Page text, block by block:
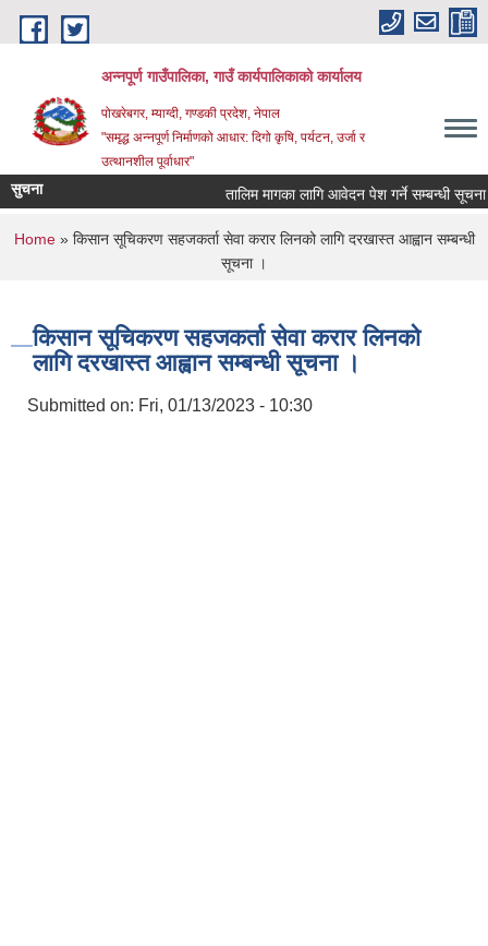
Skip to main content
अन्‍नपूर्ण गाउँपालिका, गाउँ कार्यपालिकाको कार्यालय
पोखरेबगर, म्याग्दी, गण्डकी प्रदेश, नेपाल
"समृद्ध अन्‍नपूर्ण निर्माणको आधार: दिगो कृषि, पर्यटन, उर्जा र
उत्थानशील पूर्वाधार"
सुचना तालिम मागका लागि आवेदन पेश गर्ने सम्बन्धी सूचना ।।
You are here
Home» किसान सूचिकरण सहजकर्ता सेवा करार लिनको लागि दरखास्त आह्वान सम्बन्धी
सूचना ।
किसान सूचिकरण सहजकर्ता सेवा करार लिनको
लागि दरखास्त आह्वान सम्बन्धी सूचना ।
Submitted on: Fri, 01/13/2023 - 10:30